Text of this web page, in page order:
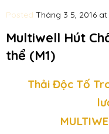
Posted Tháng 3 5, 2016
Multiwell Hút
thể (M1)
Thải Độc Tố